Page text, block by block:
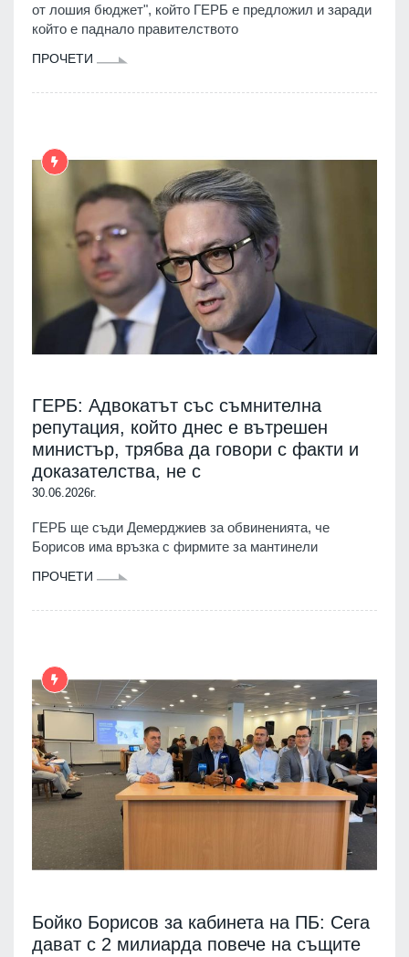
от лошия бюджет", който ГЕРБ е предложил и заради
който е паднало правителството
ПРОЧЕТИ
ГЕРБ: Адвокатът със съмнителна
репутация, който днес е вътрешен
министър, трябва да говори с факти и
доказателства, не с
30.06.2026г.
ГЕРБ ще съди Демерджиев за обвиненията, че
Борисов има връзка с фирмите за мантинели
ПРОЧЕТИ
Бойко Борисов за кабинета на ПБ: Сега
дават с 2 милиарда повече на същите